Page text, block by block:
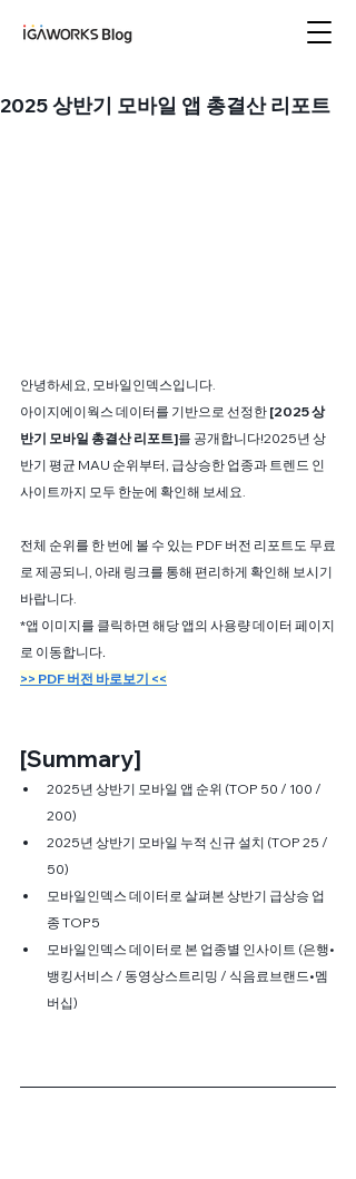
2025 상반기 모바일 앱 총결산 리포트
안녕하세요, 모바일인덱스입니다.
아이지에이웍스 데이터를 기반으로 선정한 [2025 상
반기 모바일 총결산 리포트]를 공개합니다!2025년 상
반기 평균 MAU 순위부터, 급상승한 업종과 트렌드 인
사이트까지 모두 한눈에 확인해 보세요.
전체 순위를 한 번에 볼 수 있는 PDF 버전 리포트도 무료
로 제공되니, 아래 링크를 통해 편리하게 확인해 보시기
바랍니다.
*앱 이미지를 클릭하면 해당앱의 사용량데이터 페이지
로 이동합니다.
>> PDF 버전 바로보기 <<
[Summary]
2025년 상반기 모바일 앱 순위 (TOP 50 / 100 /
200)
2025년 상반기 모바일 누적 신규 설치 (TOP 25 /
50)
모바일인덱스 데이터로 살펴본 상반기 급상승 업
종 TOP5
모바일인덱스 데이터로 본 업종별 인사이트 (은행•
뱅킹서비스 / 동영상스트리밍 / 식음료브랜드•멤
버십)